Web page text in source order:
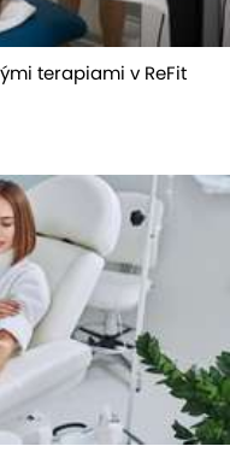
terapiami v ReFit